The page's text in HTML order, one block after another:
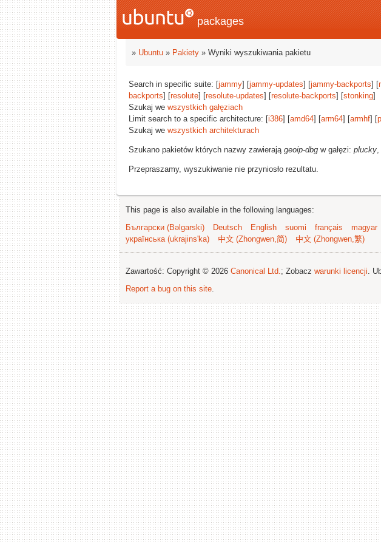
packages
» Ubuntu » Pakiety » Wyniki wyszukiwania pakietu
Search in specific suite: [jammy] [jammy-updates] [jammy-backports] [
backports] [resolute] [resolute-updates] [resolute-backports] [stonking]
Szukaj we wszystkich gałęziach
Limit search to a specific architecture: [i386] [amd64] [arm64] [armhf] [
Szukaj we wszystkich architekturach
Szukano pakietów których nazwy zawierają geoip-dbg w gałęzi: plucky,
Przepraszamy, wyszukiwanie nie przyniosło rezultatu.
This page is also available in the following languages:
Български (Bəlgarski)
Deutsch English suomi français magyar
українська (ukrajins'ka)
中文 (Zhongwen,简) 中文 (Zhongwen,繁)
Zawartość: Copyright © 2026 Canonical Ltd.; Zobacz warunki licencji.
Report a bug on this site.